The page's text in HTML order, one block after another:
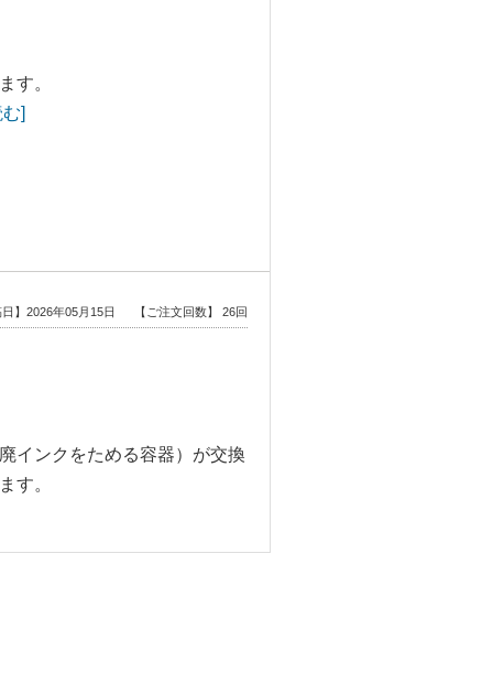
す。
]
【ご注文回数】 26回
】2026年05月15日
インクをためる容器）が交換
す。